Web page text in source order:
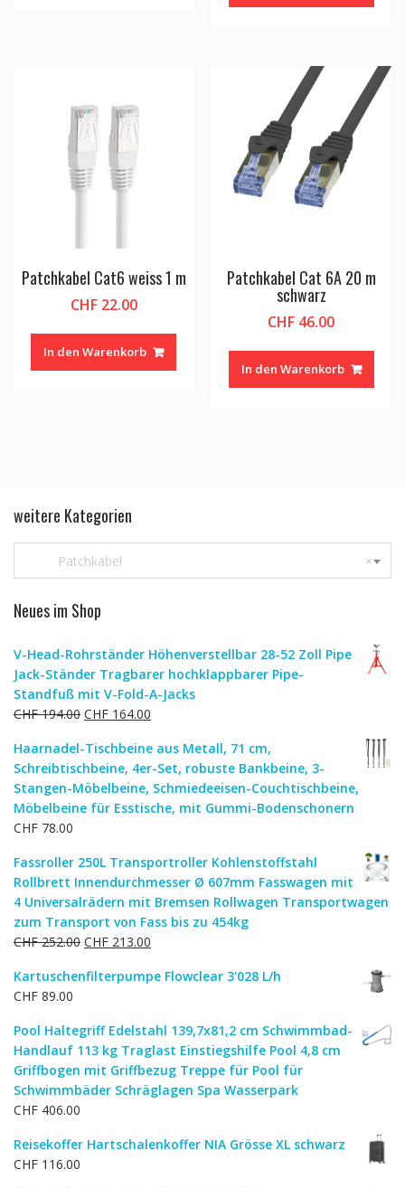
Patchkabel Cat6 weiss 1 m
CHF22.00
In den Warenkorb
Patchkabel Cat 6A 20 m
schwarz
CHF 46.00
In den Warenkorb
weitere Kategorien
×
Patchkabel
Neues im Shop
V-Head-Rohrständer Höhenverstellbar 28-52 Zoll Pipe
Jack-Ständer Tragbarer hochklappbarer Pipe-
Standfuß mit V-Fold-A-Jacks
CHF194.00 Ursprünglicher
war:
CHF 194.00
CHF 164.00
ist:
CHF 164.00.
Haarnadel-Tischbeine aus Metall, 71 cm,
Schreibtischbeine, 4er-Set, robuste Bankbeine, 3-
Stangen-Möbelbeine, Schmiedeeisen-Couchtischbeine,
Möbelbeine für Esstische, mit Gummi-Bodenschonern
CHF 78.00
Fassroller 250L Transportroller Kohlenstoffstahl
Rollbrett Innendurchmesser Ø 607mm Fasswagen mit
4 Universalrädern mit Bremsen Rollwagen Transportwagen
zum Transport von Fass bis zu 454kg
CHF252.00 Ursprünglicher
war:
CHF 213.00
ist:
Kartuschenfilterpumpe Flowclear 3'028 L/h
CHF 89.00
Pool Haltegriff Edelstahl 139,7x81,2 cm Schwimmbad-
Handlauf 113 kg Traglast Einstiegshilfe Pool 4,8 cm
Griffbogen mit Griffbezug Treppe für Pool für
Schwimmbäder Schräglagen Spa Wasserpark
CHF 406.00
Reisekoffer Hartschalenkoffer NIA Grösse XL schwarz
CHF 116.00